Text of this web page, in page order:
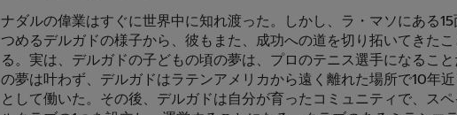
ナダルの偉業はすぐに世界中に知れ渡った。しかし、ラ・マソにある
つめるデルガドの様子から、彼もまた、成功への道を切り拓いてきた
る。実は、デルガドの子どもの頃の夢は、プロのテニス選手になるこ
の夢は叶わず、デルガドはラテンアメリカから遠く離れた場所で10年
として働いた。その後、デルガドは自分が育ったコミュニティで、ス